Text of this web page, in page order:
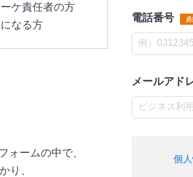
ケ責任者の方
なる方
ォームの中で、
り、
電話番号 必
メールアド
個